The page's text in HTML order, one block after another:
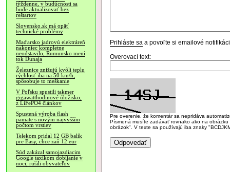
týždenne, v budúcnosti sa
bude aktualizovať bez
reštartov
Slovensko.sk má opäť
technické problémy
Maďarsko jadrovú elektráreň
nakoniec kompletne
neodstavilo, Rumunsko mení
tok Dunaja
Železnice znižujú kvôli teplu
rýchlosť iba na 50 km/h,
spôsobuje to meškanie
V Poľsku spustili takmer
gigawatthodinové úložisko,
z LiFePO4 článkov
Spustená výroba flash
pamäte s novým najvyšším
počtom vrstiev
Telekom pridal 12 GB balík
pre Easy, chce zaň 12 eur
Súd zakázal samojazdiacim
Google taxíkom dobíjanie v
noci, rušili obyvateľov
Prihláste sa a povoľte si emailové
Overovací text:
Pre overenie, že komentár sa nepridáva
Písmená musíte zadávať rovnako ako na
obrázok". V texte sa používajú iba znaky